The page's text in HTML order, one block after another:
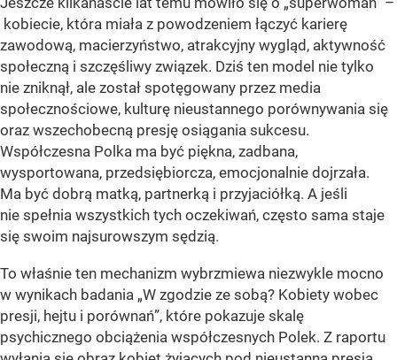
kobiecie, która miała z powodzeniem łączyć karierę
zawodową, macierzyństwo, atrakcyjny wygląd, aktywność
społeczną i szczęśliwy związek. Dziś ten model nie tylko
nie zniknął, ale został spotęgowany przez media
społecznościowe, kulturę nieustannego porównywania się
oraz wszechobecną presję osiągania sukcesu.
Współczesna Polka ma być piękna, zadbana,
wysportowana, przedsiębiorcza, emocjonalnie dojrzała.
Ma być dobrą matką, partnerką i przyjaciółką. A jeśli
nie spełnia wszystkich tych oczekiwań, często sama staje
się swoim najsurowszym sędzią.
To właśnie ten mechanizm wybrzmiewa niezwykle mocno
w wynikach badania „W zgodzie ze sobą? Kobiety wobec
presji, hejtu i porównań”, które pokazuje skalę
psychicznego obciążenia współczesnych Polek. Z raportu